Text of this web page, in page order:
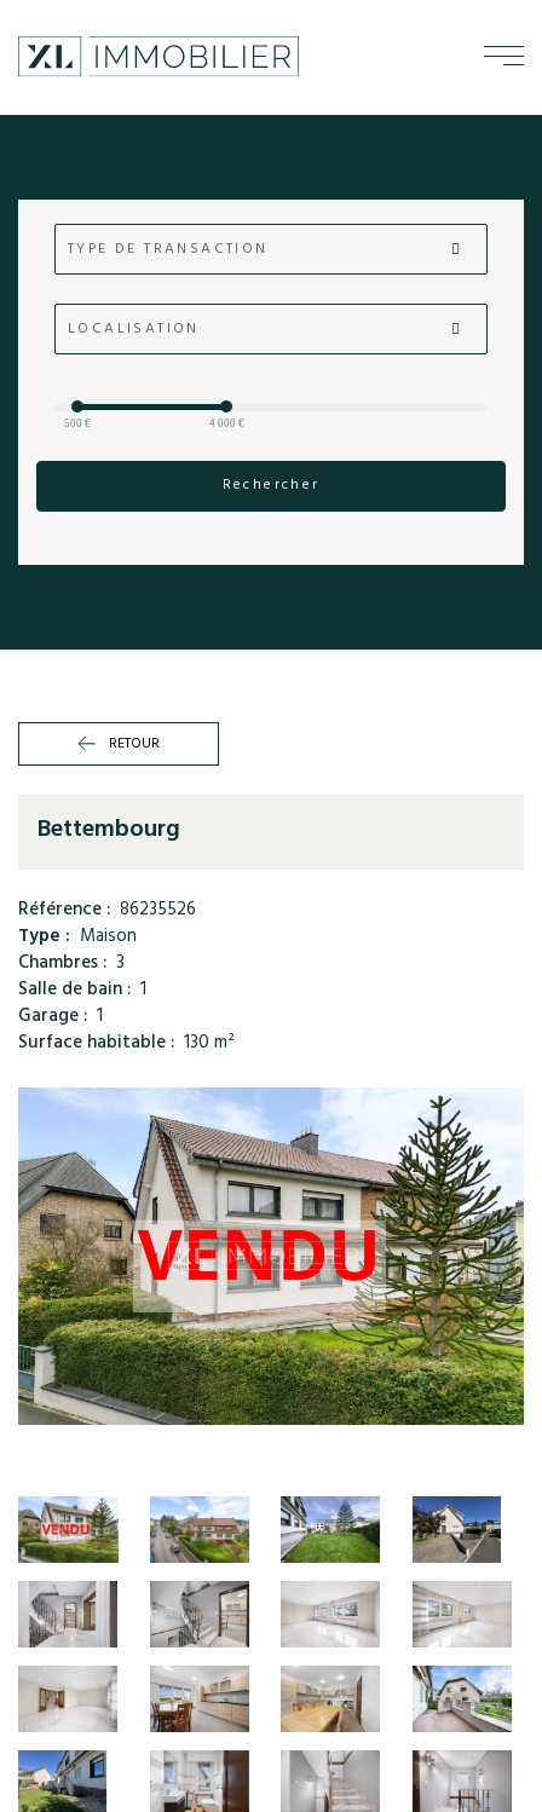
TYPE DE TRANSACTION
LOCALISATION
500 € 4 000 €
Rechercher
RETOUR
Bettembourg
Référence : 86235526
Type : Maison
Chambres : 3
Salle de bain : 1
Garage : 1
Surface habitable : 130 m²